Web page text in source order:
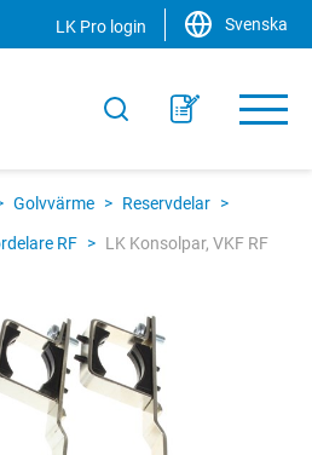
LK Pro login Svenska
Golvvärme > Reservdelar >
RF > LK Konsolpar, VKF RF